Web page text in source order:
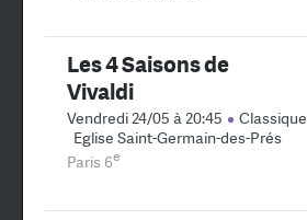
Les 4 Saisons de
Vivaldi
Vendredi 24/05 à 20:45 Classique
Eglise Saint-Germain-des-Prés
Paris 6e